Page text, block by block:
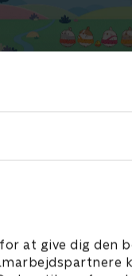
at give dig den
genforenet, for i